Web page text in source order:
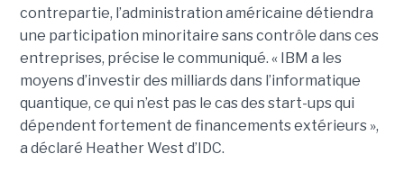
contrepartie, l’administration américaine détiendra
une participation minoritaire sans contrôle dans ces
entreprises, précise le communiqué. « IBM a les
moyens d’investir des milliards dans l’informatique
quantique, ce qui n’est pas le cas des start-ups qui
dépendent fortement de financements extérieurs »,
a déclaré Heather West d’IDC.